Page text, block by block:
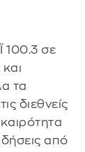
100.3 σε
τα
διεθνείς
από